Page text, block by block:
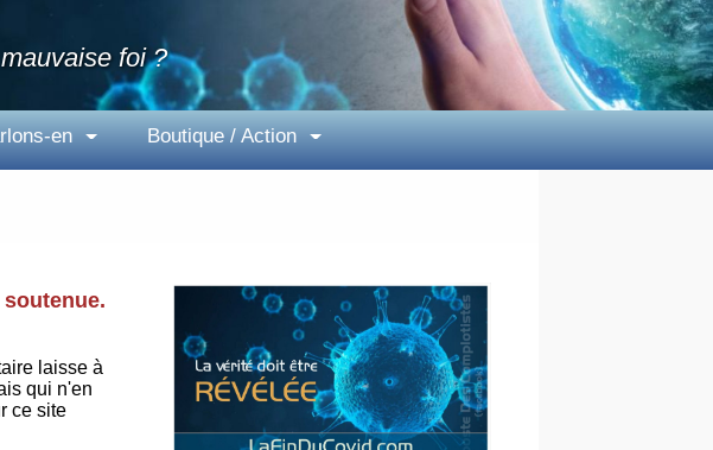
foi ?
en Boutique / Action
laisse à
qui n'en
ce site